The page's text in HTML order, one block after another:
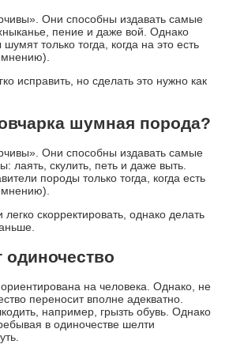
Они способны издавать самые
пение и даже вой. Однако
только тогда, когда на это есть
мнению).
исправить, но сделать это нужно как
шумная порода?
Они способны издавать самые
лаять, скулить, петь и даже выть.
породы только тогда, когда есть
легко скорректировать, однако делать
одиночество
на человека. Однако, не
переносит вполне адекватно.
например, грызть обувь. Однако
в одиночестве шелти